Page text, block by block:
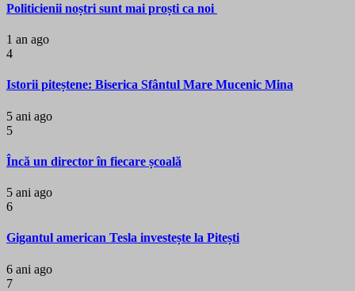
Politicienii noștri sunt mai proști ca noi
1 an ago
4
Istorii piteștene: Biserica Sfântul Mare Mucenic Mina
5 ani ago
5
Încă un director în fiecare școală
5 ani ago
6
Gigantul american Tesla investește la Pitești
6 ani ago
7